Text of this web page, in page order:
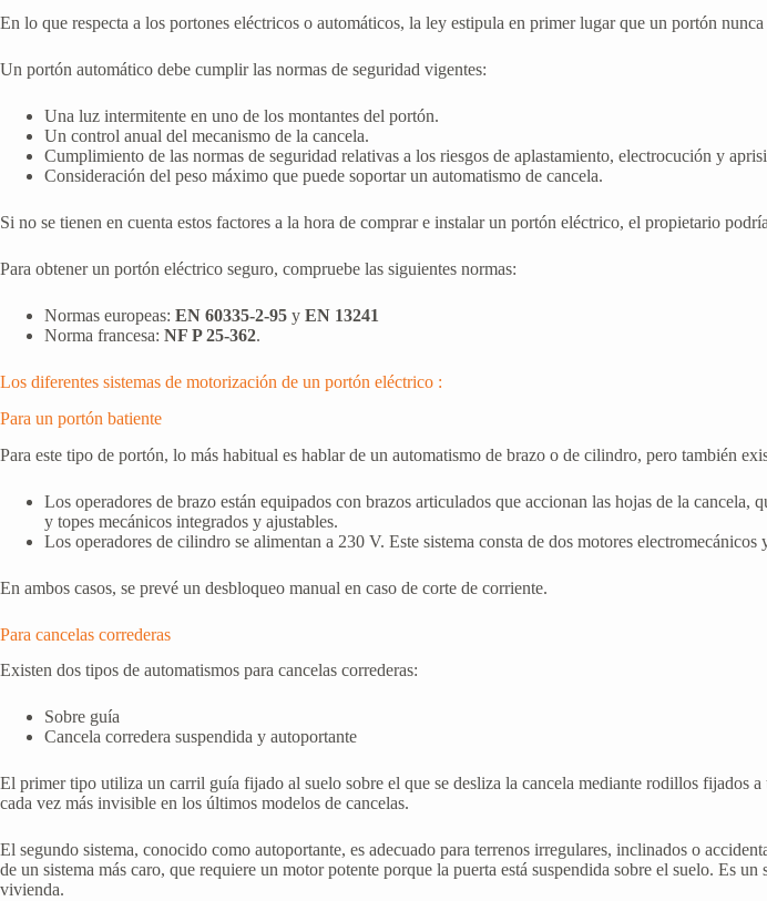
En lo que respecta a los portones eléctricos o automáticos, la ley estipula en primer lugar que un portón
Un portón automático debe cumplir las normas de seguridad vigentes:
Una luz intermitente en uno de los montantes del portón.
Un control anual del mecanismo de la cancela.
Cumplimiento de las normas de seguridad relativas a los riesgos de aplastamiento, electrocución y
Consideración del peso máximo que puede soportar un automatismo de cancela.
Si no se tienen en cuenta estos factores a la hora de comprar e instalar un portón eléctrico, el propietario
Para obtener un portón eléctrico seguro, compruebe las siguientes normas:
Normas europeas: EN 60335-2-95 y EN 13241
Norma francesa: NF P 25-362.
Los diferentes sistemas de motorización de un portón eléctrico :
Para un portón batiente
Para este tipo de portón, lo más habitual es hablar de un automatismo de brazo o de cilindro, pero también
Los operadores de brazo están equipados con brazos articulados que accionan las hojas de la
y topes mecánicos integrados y ajustables.
Los operadores de cilindro se alimentan a 230 V. Este sistema consta de dos motores
En ambos casos, se prevé un desbloqueo manual en caso de corte de corriente.
Para cancelas correderas
Existen dos tipos de automatismos para cancelas correderas:
Sobre guía
Cancela corredera suspendida y autoportante
El primer tipo utiliza un carril guía fijado al suelo sobre el que se desliza la cancela mediante rodillos fijados
cada vez más invisible en los últimos modelos de cancelas.
El segundo sistema, conocido como autoportante, es adecuado para terrenos irregulares, inclinados o
de un sistema más caro, que requiere un motor potente porque la puerta está suspendida sobre el suelo. Es
vivienda.